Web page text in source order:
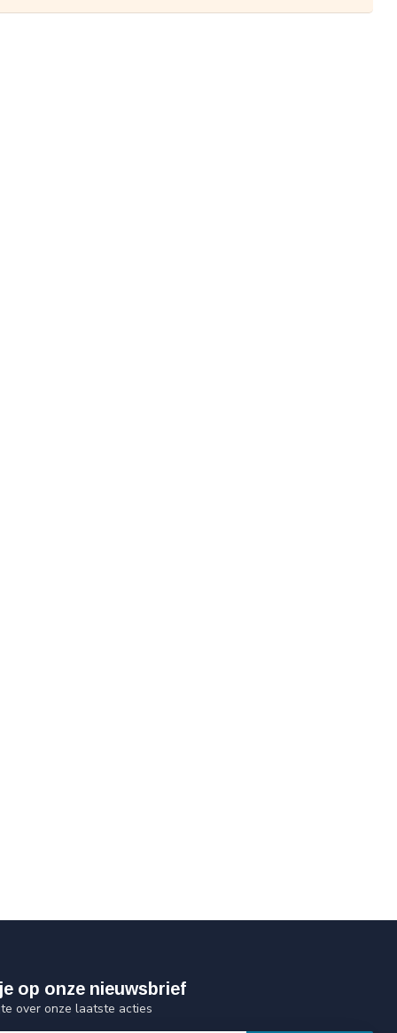
op onze nieuwsbrief
over onze laatste acties